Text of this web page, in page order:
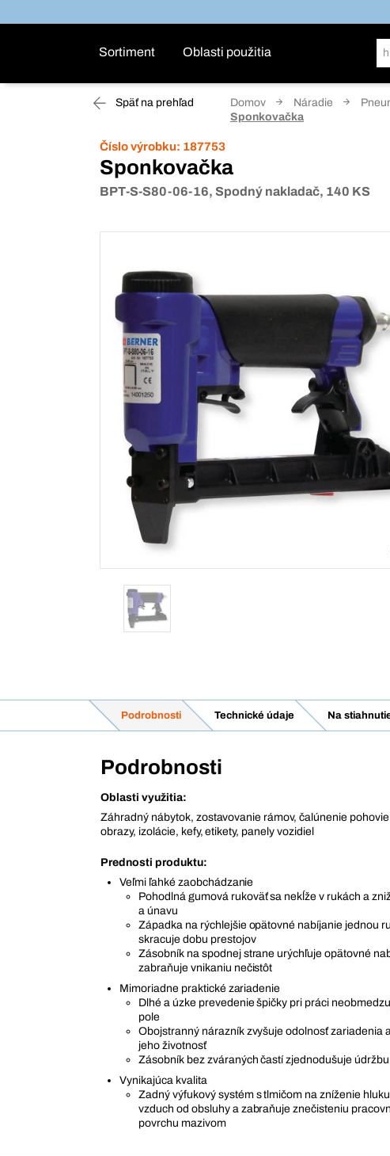
Sortiment Oblasti použitia
Späť na prehľad Domov Náradie
Sponkovačka
Číslo výrobku: 187753
Sponkovačka
BPT-S-S80-06-16, Spodný nakladač, 140 KS
Podrobnosti Technické údaje Na
Podrobnosti
Oblasti využitia:
Záhradný nábytok, zostavovanie rámov, čalúnenie
obrazy, izolácie, kefy, etikety, panely vozidiel
Prednosti produktu:
Veľmi ľahké zaobchádzanie
Pohodlná gumová rukoväť sa nekĺže v rukách a
a únavu
Západka na rýchlejšie opätovné nabíjanie jednou
skracuje dobu prestojov
Zásobník na spodnej strane urýchľuje opätovné
zabraňuje vnikaniu nečistôt
Mimoriadne praktické zariadenie
Dlhé a úzke prevedenie špičky pri práci
pole
Obojstranný nárazník zvyšuje odolnosť zariadenia
jeho životnosť
Zásobník bez zváraných častí zjednodušuje údržbu
Vynikajúca kvalita
Zadný výfukový systém s tlmičom na zníženie
vzduch od obsluhy a zabraňuje znečisteniu
povrchu mazivom